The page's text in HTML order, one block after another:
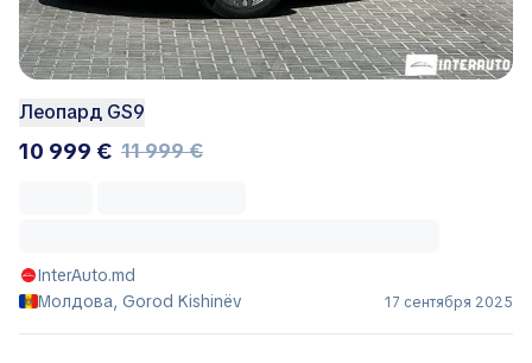
Леопард GS9
10 999 € 11 999 €
InterAuto.md
Молдова, Gorod Kishinëv
17 сентября 2025